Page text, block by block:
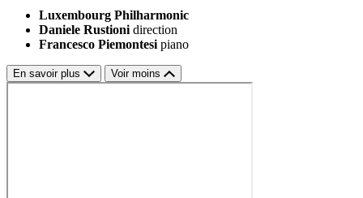
Luxembourg Philharmonic
Daniele Rustioni direction
Francesco Piemontesi piano
En savoir plus Voir moins